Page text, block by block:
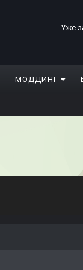
Уже
МОДДИНГ